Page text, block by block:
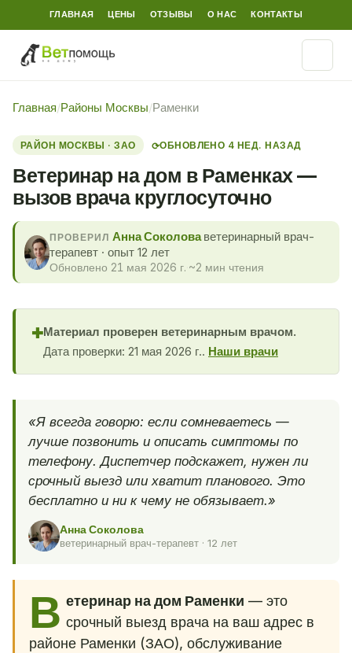
ГЛАВНАЯ ЦЕНЫ ОТЗЫВЫ О НАС КОНТАКТЫ
Главная/Районы Москвы/Раменки
РАЙОН МОСКВЫ · ЗАО ⟳ОБНОВЛЕНО 4 НЕД. НАЗАД
Ветеринар на дом в Раменках —
вызов врача круглосуточно
ПРОВЕРИЛ Анна Соколоваветеринарный врач-
терапевт · опыт 12 лет
Обновлено 21 мая 2026 г. ~2 мин чтения
✚Материал проверен ветеринарным врачом.
Дата проверки: 21 мая 2026 г.. Наши врачи
«Я всегда говорю: если сомневаетесь —
лучше позвонить и описать симптомы по
телефону. Диспетчер подскажет, нужен ли
срочный выезд или хватит планового. Это
бесплатно и ни к чему не обязывает.»
Анна Соколова
ветеринарный врач-терапевт · 12 лет
В етеринар на дом Раменки — это
срочный выезд врача на ваш адрес в
районе Раменки (ЗАО), обслуживание